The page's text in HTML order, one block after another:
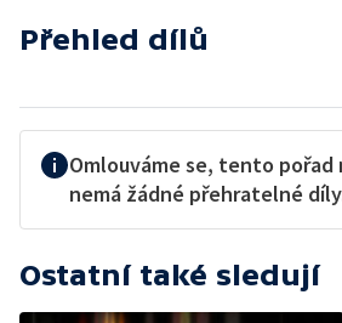
Přehled dílů
Omlouváme se, tento
nemá žádné přehratelné
Ostatní také sledují